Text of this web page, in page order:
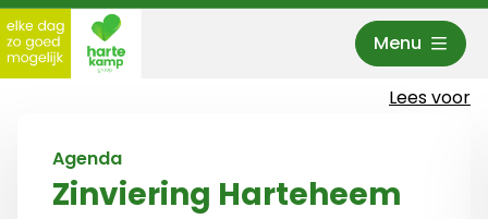
Menu
Lees voor
Zinviering Harteheem
Agenda